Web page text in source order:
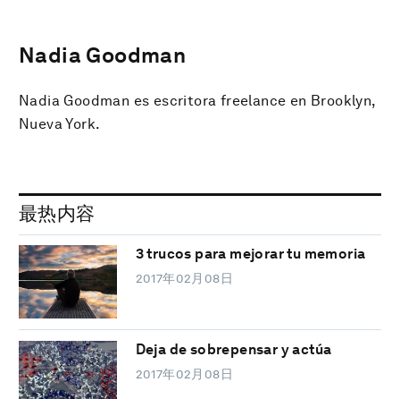
Nadia Goodman
Nadia Goodman es escritora freelance en Brooklyn,
Nueva York.
最热内容
3 trucos para mejorar tu memoria
2017年02月08日
Deja de sobrepensar y actúa
2017年02月08日